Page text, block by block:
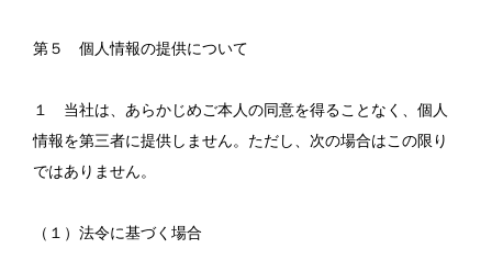
第５ 個人情報の提供について
１ 当社は、あらかじめご本人の同意を得ることなく、個人
情報を第三者に提供しません。ただし、次の場合はこの限り
ではありません。
（１）法令に基づく場合